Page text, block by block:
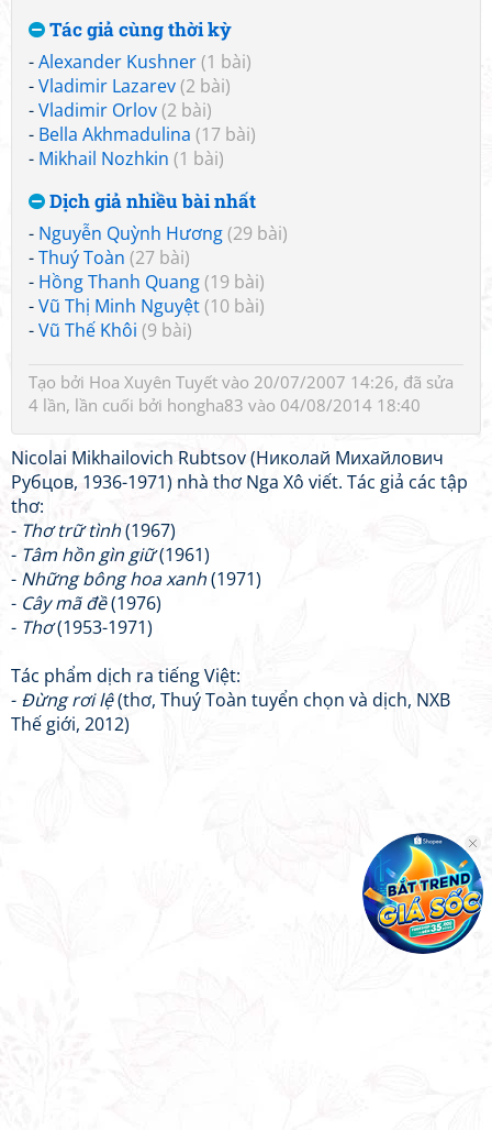
Tác giả cùng thời kỳ
-Alexander Kushner(1 bài)
-Vladimir Lazarev(2 bài)
-Vladimir Orlov(2 bài)
- Bella Akhmadulina (17 bài)
- Mikhail Nozhkin (1 bài)
Dịch giả nhiều bài nhất
- Nguyễn Quỳnh Hương(29 bài)
-Thuý Toàn (27 bài)
- Hồng Thanh Quang(19 bài)
-Vũ Thị Minh Nguyệt(10 bài)
-Vũ Thế Khôi (9 bài)
Tạo bởi Hoa Xuyên Tuyết vào 20/07/2007 14:26, đã sửa
4 lần, lần cuối bởi hongha83 vào 04/08/2014 18:40
Nicolai Mikhailovich Rubtsov (Николай Михайлович
Рубцов, 1936-1971) nhà thơ Nga Xô viết. Tác giả các tập
thơ:
- Thơ trữ tình(1967)
- Tâm hồn gìn giữ(1961)
- Những bông hoa xanh(1971)
- Cây mã đề(1976)
- Thơ(1953-1971)
Tác phẩm dịch ra tiếng Việt:
- Đừng rơi lệ(thơ, Thuý Toàn tuyển chọn và dịch, NXB
Thế giới, 2012)